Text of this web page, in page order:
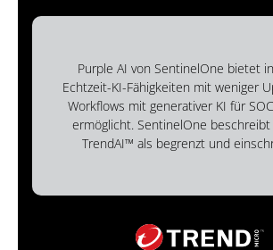
Purple AI von SentinelOne bietet
Echtzeit-KI-Fähigkeiten mit weniger
Workflows mit generativer KI für
ermöglicht. SentinelOne beschreibt
TrendAI™ als begrenzt und